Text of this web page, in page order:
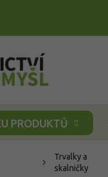
PRODUKTŮ
Trvalky a
skalničky